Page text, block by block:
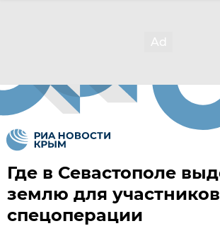
Где в Севастополе
землю для участников
спецоперации